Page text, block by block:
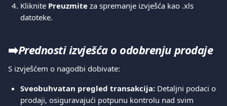
Kliknite Preuzmite za spremanje izvješća kao .xls
datoteke.
➡️Prednosti izvješća o odobrenju prodaje
S izvješćem o nagodbi dobivate:
Sveobuhvatan pregled transakcija: Detaljni podaci o
prodaji, osiguravajući potpunu kontrolu nad svim